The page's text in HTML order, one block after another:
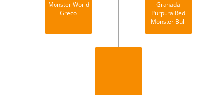
Monster World
Greco
Granada
Purpura Red
Monster Bull